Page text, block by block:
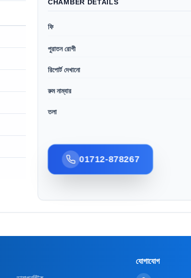
CHAMBER DETAILS
ফি
পুরাতন রোগী
রিপোর্ট দেখানো
রুম নাম্বার
তলা
01712-878267
যোগাযোগ